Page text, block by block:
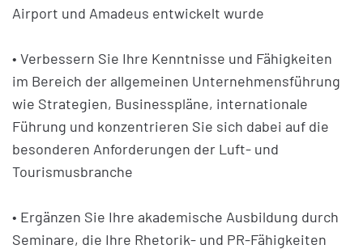
Airport und Amadeus entwickelt wurde
• Verbessern Sie Ihre Kenntnisse und Fähigkeiten
im Bereich der allgemeinen Unternehmensführung
wie Strategien, Businesspläne, internationale
Führung und konzentrieren Sie sich dabei auf die
besonderen Anforderungen der Luft- und
Tourismusbranche
• Ergänzen Sie Ihre akademische Ausbildung durch
Seminare, die Ihre Rhetorik- und PR-Fähigkeiten